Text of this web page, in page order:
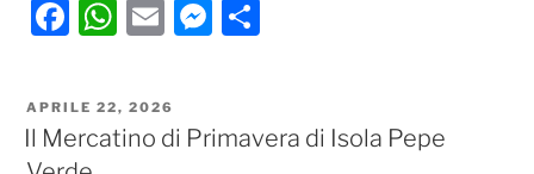
F
c
e
W
at
s
E
ai
l
M
e di
PUBBLICATO
IL
APRILE 22, 2026
Il Mercatino di Primavera di Isola Pepe